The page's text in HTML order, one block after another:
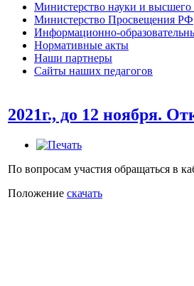
Министерство науки и высшего
Министерство Просвещения РФ
Информационно-
Нормативные акты
Наши партнеры
Сайты наших педагогов
2021г., до 12 ноября.
По вопросам участия обращаться в
Положение скачать